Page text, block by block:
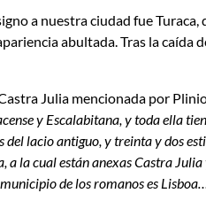
a nuestra ciudad fue Turaca,
abultada. Tras la caída
Julia mencionada por
y Escalabitana, y toda ella
lacio antiguo, y treinta y dos
a la cual están anexas Castra
de los romanos es